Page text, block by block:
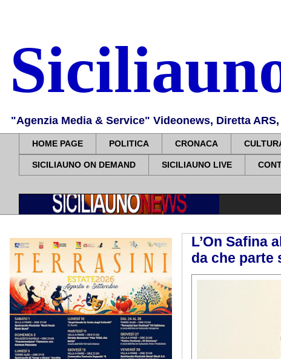
"Agenzia Media & Service" Videonews, Diretta
HOME PAGE POLITICA CRONACA
SICILIAUNO ON DEMAND SICILIAUNO LIVE
L’On Safina
da che parte